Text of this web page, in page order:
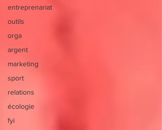
entreprenariat
outils
orga
argent
marketing
sport
relations
écologie
fyi